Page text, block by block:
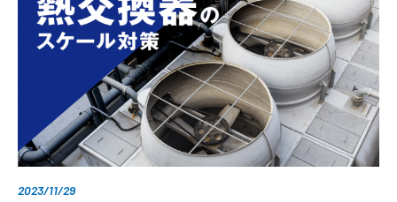
2023/11/29